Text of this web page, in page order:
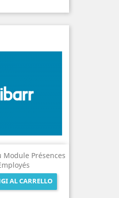
Présences
AL CARRELLO